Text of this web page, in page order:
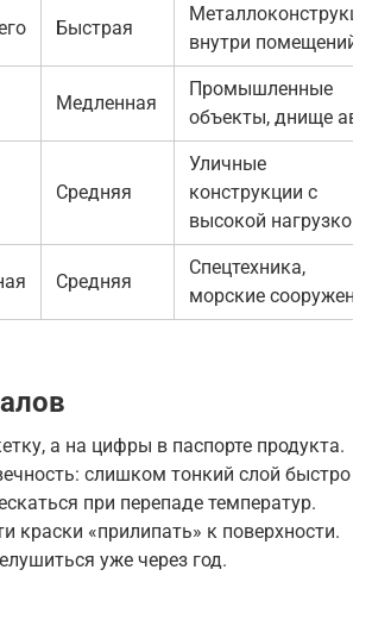
Быстрая
Металлоконструкции
внутри помещений
Медленная
Промышленные
объекты, днище авто
Средняя
Уличные
конструкции с
высокой нагрузкой
Средняя
Спецтехника,
морские сооружения
а на цифры в паспорте продукта.
слишком тонкий слой быстро
при перепаде температур.
краски «прилипать» к поверхности.
уже через год.